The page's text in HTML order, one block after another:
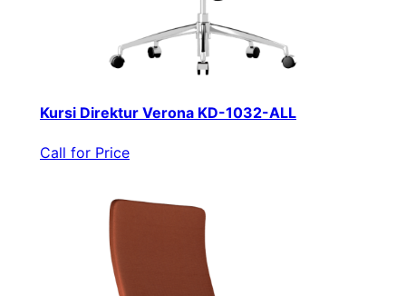
Kursi Direktur Verona KD-1032-ALL
Call for Price